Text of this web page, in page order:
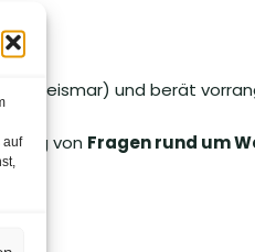
auf
und berät
von Fragen rund um